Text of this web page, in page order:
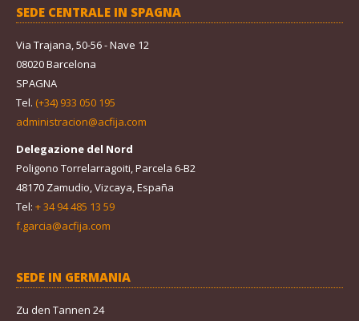
SEDE CENTRALE IN SPAGNA
Via Trajana, 50-56 - Nave 12
08020 Barcelona
SPAGNA
Tel. (+34) 933 050 195
administracion@acfija.com
Delegazione del Nord
Poligono Torrelarragoiti, Parcela 6-B2
48170 Zamudio, Vizcaya, España
Tel: + 34 94 485 13 59
f.garcia@acfija.com
SEDE IN GERMANIA
Zu den Tannen 24